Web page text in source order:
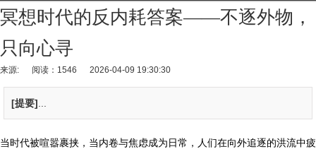
冥想时代的反内耗答案——不逐外物，
只向心寻
来源: 阅读：1546 2026-04-09 19:30:30
[提要]
当时代被喧嚣裹挟，当内卷与焦虑成为日常，人们在向外追逐的洪流中疲